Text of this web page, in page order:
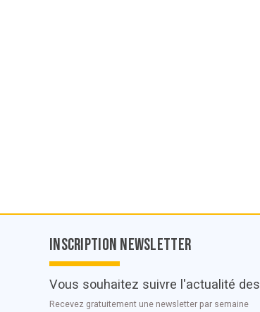
© POC Media 2026
Inscription Newsletter
Vous souhaitez suivre l'actualité des
Recevez gratuitement une newsletter par semaine